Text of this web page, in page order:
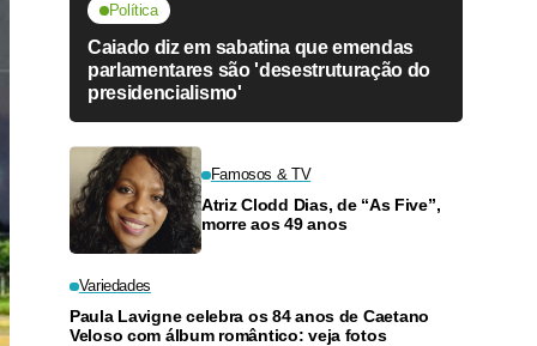
Política
Caiado diz em sabatina que emendas
parlamentares são 'desestruturação do
presidencialismo'
Famosos & TV
Atriz Clodd Dias, de “As Five”,
morre aos 49 anos
Variedades
Paula Lavigne celebra os 84 anos de Caetano
Veloso com álbum romântico: veja fotos